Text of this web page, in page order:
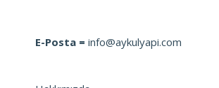
E-Posta = info@aykulyapi.com